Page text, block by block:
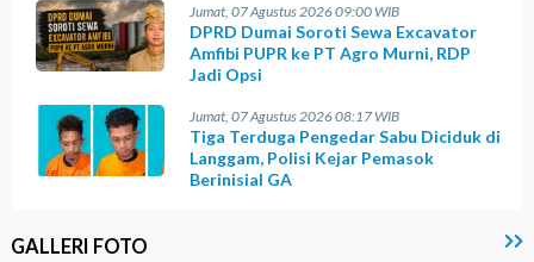
Jumat, 07 Agustus 2026 09:00 WIB
DPRD Dumai Soroti Sewa Excavator
Amfibi PUPR ke PT Agro Murni, RDP
Jadi Opsi
Jumat, 07 Agustus 2026 08:17 WIB
Tiga Terduga Pengedar Sabu Diciduk di
Langgam, Polisi Kejar Pemasok
Berinisial GA
GALLERI FOTO